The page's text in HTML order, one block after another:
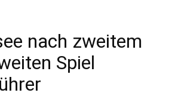
nach zweitem
Spiel